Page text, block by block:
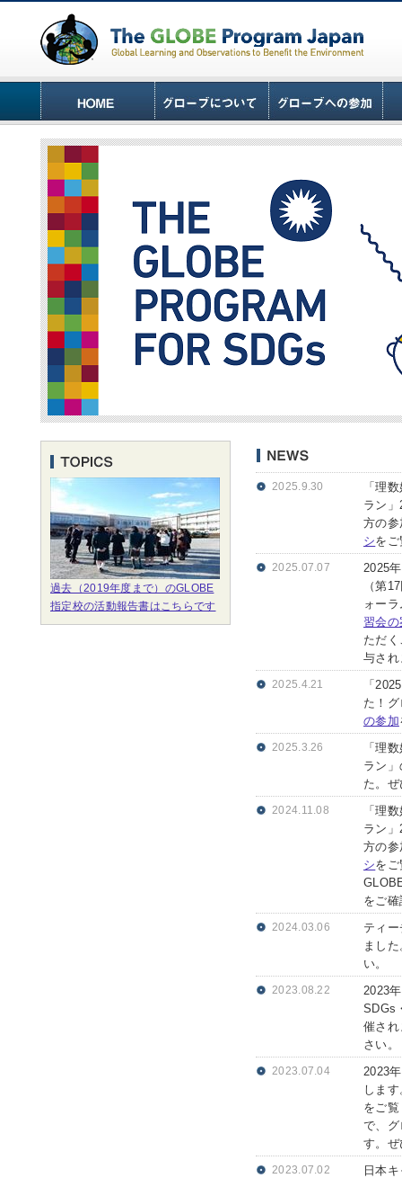
2025.9.30
「理
ラン
方の参
シをご
2025.07.07
2025
（第
ォー
習会の
ただ
与され
2025.4.21
「
た！
の参加
2025.3.26
「理
ラン」
た。
2024.11.08
「理
ラン
方の参
シをご
をご
2024.03.06
ティ
まし
い。
2023.08.22
2023
SDGs
催され
さい。
2023.07.04
2023
しま
をご
で、グ
す。ぜ
2023.07.02
日本
過去（2019年度まで）のGLOBE
指定校の活動報告書はこちらです